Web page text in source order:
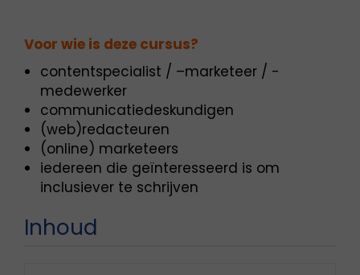
Voor wie is deze cursus?
contentspecialist / –marketeer / -
medewerker
communicatiedeskundigen
(web)redacteuren
(online) marketeers
iedereen die geïnteresseerd is om
inclusiever te schrijven
Inhoud